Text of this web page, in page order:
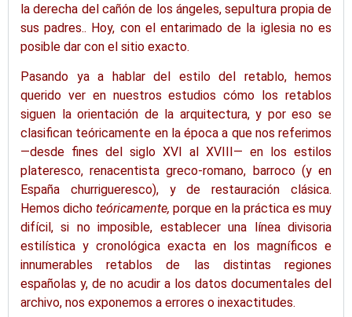
la derecha del cañón de los ángeles, sepultura propia de
sus padres.. Hoy, con el entarimado de la iglesia no es
posible dar con el sitio exacto.
Pasando ya a hablar del estilo del retablo, hemos
querido ver en nuestros estudios cómo los retablos
siguen la orientación de la arquitectura, y por eso se
clasifican teóricamente en la época a que nos referimos
—desde fines del siglo XVI al XVIII— en los estilos
plateresco, renacentista greco-romano, barroco (y en
España churrigueresco), y de restauración clásica.
Hemos dicho teóricamente, porque en la práctica es muy
difícil, si no imposible, establecer una línea divisoria
estilística y cronológica exacta en los magníficos e
innumerables retablos de las distintas regiones
españolas y, de no acudir a los datos documentales del
archivo, nos exponemos a errores o inexactitudes.